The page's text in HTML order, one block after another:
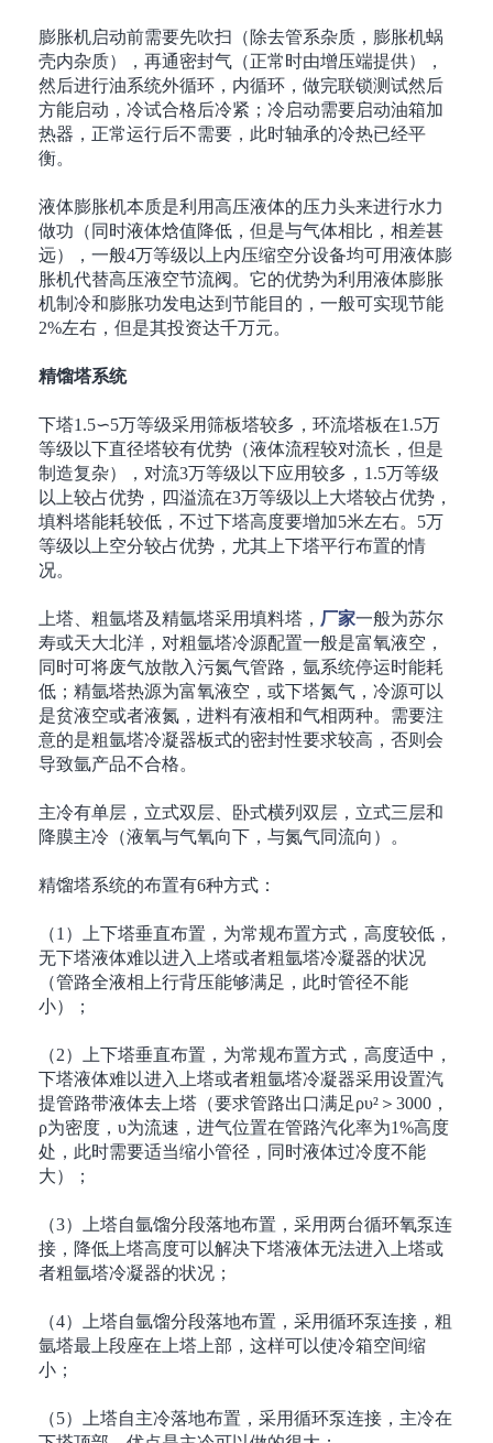
膨胀机启动前需要先吹扫（除去管系杂质，膨胀机蜗
壳内杂质），再通密封气（正常时由增压端提供），
然后进行油系统外循环，内循环，做完联锁测试然后
方能启动，冷试合格后冷紧；冷启动需要启动油箱加
热器，正常运行后不需要，此时轴承的冷热已经平
衡。
液体膨胀机本质是利用高压液体的压力头来进行水力
做功（同时液体焓值降低，但是与气体相比，相差甚
远），一般4万等级以上内压缩空分设备均可用液体膨
胀机代替高压液空节流阀。它的优势为利用液体膨胀
机制冷和膨胀功发电达到节能目的，一般可实现节能
2%左右，但是其投资达千万元。
精馏塔系统
下塔1.5∽5万等级采用筛板塔较多，环流塔板在1.5万
等级以下直径塔较有优势（液体流程较对流长，但是
制造复杂），对流3万等级以下应用较多， 1.5万等级
以上较占优势，四溢流在3万等级以上大塔较占优势，
填料塔能耗较低，不过下塔高度要增加5米左右。 5万
等级以上空分较占优势，尤其上下塔平行布置的情
况。
上塔、粗氩塔及精氩塔采用填料塔， 厂家一般为苏尔
寿或天大北洋，对粗氩塔冷源配置一般是富氧液空，
同时可将废气放散入污氮气管路，氩系统停运时能耗
低；精氩塔热源为富氧液空，或下塔氮气，冷源可以
是贫液空或者液氮，进料有液相和气相两种。需要注
意的是粗氩塔冷凝器板式的密封性要求较高，否则会
导致氩产品不合格。
主冷有单层，立式双层、卧式横列双层，立式三层和
降膜主冷（液氧与气氧向下，与氮气同流向）。
精馏塔系统的布置有6种方式：
（1 ）上下塔垂直布置，为常规布置方式，高度较低，
无下塔液体难以进入上塔或者粗氩塔冷凝器的状况
（管路全液相上行背压能够满足，此时管径不能
小）；
（2）上下塔垂直布置，为常规布置方式，高度适中，
下塔液体难以进入上塔或者粗氩塔冷凝器采用设置汽
提管路带液体去上塔（要求管路出口满足ρυ² ＞ 3000 ，
ρ为密度， υ为流速，进气位置在管路汽化率为1%高度
处，此时需要适当缩小管径，同时液体过冷度不能
大）；
（3）上塔自氩馏分段落地布置，采用两台循环氧泵连
接，降低上塔高度可以解决下塔液体无法进入上塔或
者粗氩塔冷凝器的状况；
（4）上塔自氩馏分段落地布置，采用循环泵连接，粗
氩塔最上段座在上塔上部，这样可以使冷箱空间缩
小；
（5）上塔自主冷落地布置，采用循环泵连接，主冷在